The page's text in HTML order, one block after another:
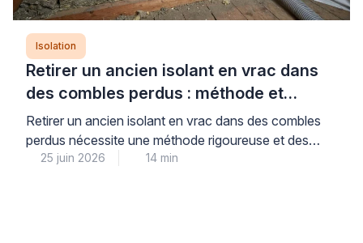
Isolation
Retirer un ancien isolant en vrac dans
des combles perdus : méthode et
précautions
Retirer un ancien isolant en vrac dans des combles
perdus nécessite une méthode rigoureuse et des
équipements professionnels adaptés pour garantir la
25 juin 2026 14 min